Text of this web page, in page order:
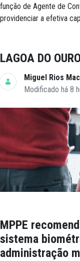
função de Agente de
providenciar a efetiva
LAGOA DO
Miguel Rios
Modificado há 8
MPPE
sistema
administração